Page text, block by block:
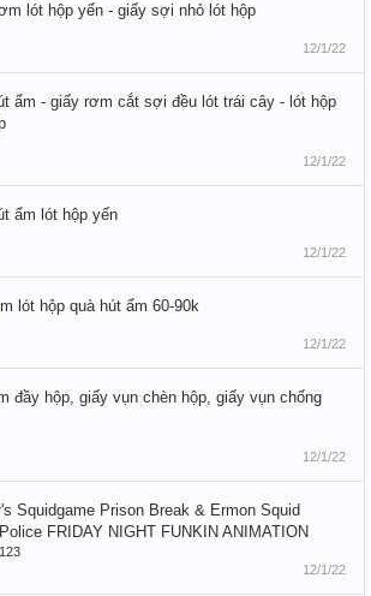
lót hộp yến - giấy sợi nhỏ lót hộp
12/1/22
ẩm - giấy rơm cắt sợi đều lót trái cây - lót hộp
12/1/22
ẩm lót hộp yến
12/1/22
lót hộp quà hút ẩm 60-90k
12/1/22
đầy hộp, giấy vụn chèn hộp, giấy vụn chống
12/1/22
Squidgame Prison Break & Ermon Squid
FRIDAY NIGHT FUNKIN ANIMATION
12/1/22